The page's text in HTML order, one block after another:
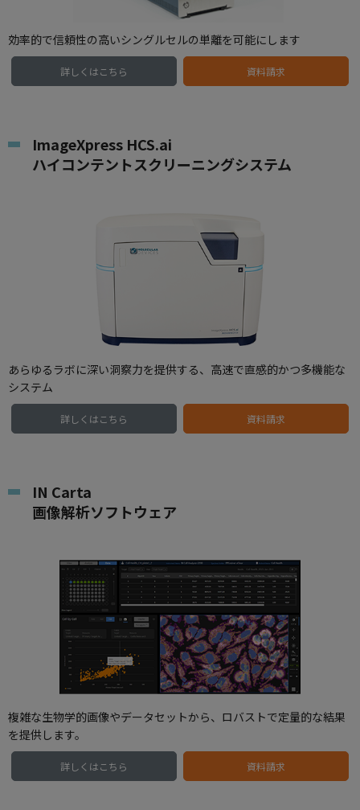
効率的で信頼性の高いシングルセルの単離を可能にします
詳しくはこちら 資料請求
ImageXpress HCS.ai
ハイコンテントスクリーニングシステム
あらゆるラボに深い洞察力を提供する、高速で直感的かつ多機能な
システム
詳しくはこちら 資料請求
IN Carta
画像解析ソフトウェア
複雑な生物学的画像やデータセットから、ロバストで定量的な結果
を提供します。
詳しくはこちら 資料請求